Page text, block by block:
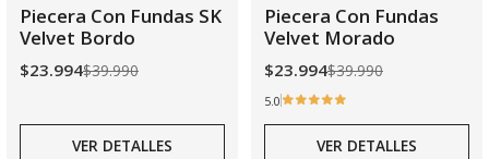
Agotado
Piecera Con Fundas SK
Velvet Bordo
$23.994$39.990
VER DETALLES
Agotado
Piecera Con Fundas
Velvet Morado
$23.994$39.990
5.0
VER DETALLES